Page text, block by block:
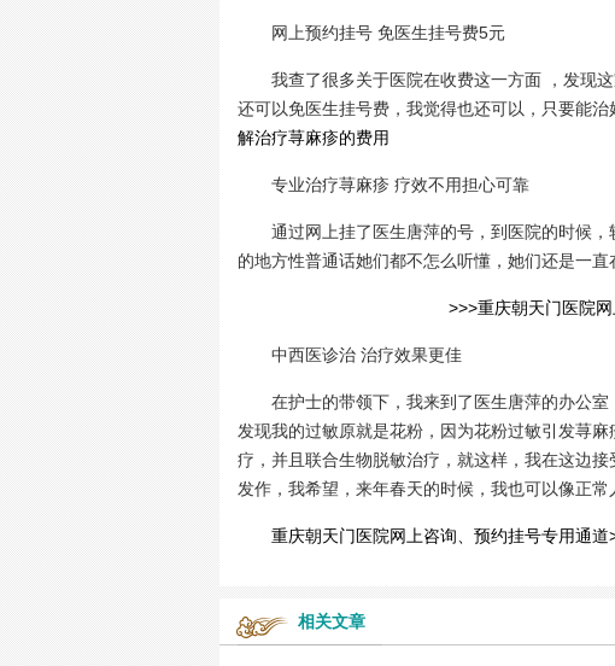
网上预约挂号 免医生挂号费5元
我查了很多关于医院在收费这一方面 ，发现这
还可以免医生挂号费，我觉得也还可以，只要能治
解治疗荨麻疹的费用
专业治疗荨麻疹 疗效不用担心可靠
通过网上挂了医生唐萍的号，到医院的时候，
的地方性普通话她们都不怎么听懂，她们还是一
>>>重庆朝天门医院
中西医诊治 治疗效果更佳
在护士的带领下，我来到了医生唐萍的办公室
发现我的过敏原就是花粉，因为花粉过敏引发荨
疗，并且联合生物脱敏治疗，就这样，我在这边
发作，我希望，来年春天的时候，我也可以像正
重庆朝天门医院网上咨询、预约挂号专用通道
相关文章